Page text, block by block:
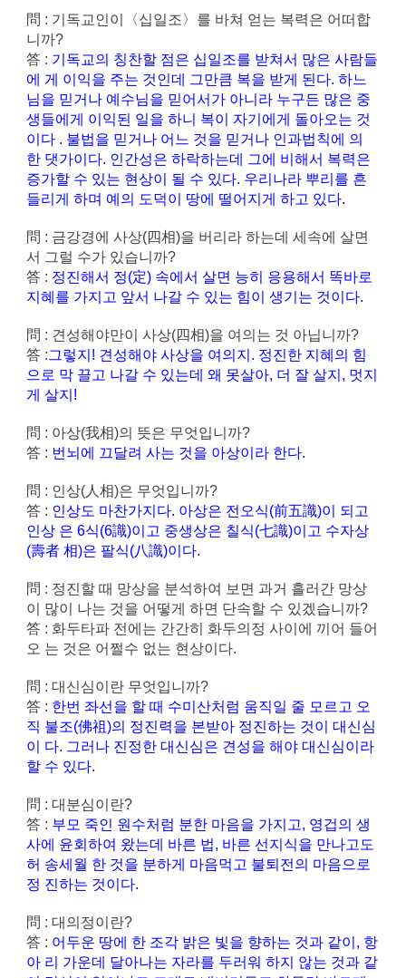
問 : 기독교인이〈십일조〉를 바쳐 얻는 복력은 어떠합
니까?
答 : 기독교의 칭찬할 점은 십일조를 받쳐서 많은 사람들
에 게 이익을 주는 것인데 그만큼 복을 받게 된다. 하느
님을 믿거나 예수님을 믿어서가 아니라 누구든 많은 중
생들에게 이익된 일을 하니 복이 자기에게 돌아오는 것
이다 . 불법을 믿거나 어느 것을 믿거나 인과법칙에 의
한 댓가이다. 인간성은 하락하는데 그에 비해서 복력은
증가할 수 있는 현상이 될 수 있다. 우리나라 뿌리를 흔
들리게 하며 예의 도덕이 땅에 떨어지게 하고 있다.
問 : 금강경에 사상(四相)을 버리라 하는데 세속에 살면
서 그럴 수가 있습니까?
答 : 정진해서 정(定) 속에서 살면 능히 응용해서 똑바로
지혜를 가지고 앞서 나갈 수 있는 힘이 생기는 것이다.
問 : 견성해야만이 사상(四相)을 여의는 것 아닙니까?
答 :그렇지! 견성해야 사상을 여의지. 정진한 지혜의 힘
으로 막 끌고 나갈 수 있는데 왜 못살아, 더 잘 살지, 멋지
게 살지!
問 : 아상(我相)의 뜻은 무엇입니까?
答 : 번뇌에 끄달려 사는 것을 아상이라 한다.
問 : 인상(人相)은 무엇입니까?
答 : 인상도 마찬가지다. 아상은 전오식(前五識)이 되고
인상 은 6식(6識)이고 중생상은 칠식(七識)이고 수자상
(壽者 相)은 팔식(八識)이다.
問 : 정진할 때 망상을 분석하여 보면 과거 흘러간 망상
이 많이 나는 것을 어떻게 하면 단속할 수 있겠습니까?
答 : 화두타파 전에는 간간히 화두의정 사이에 끼어 들어
오 는 것은 어쩔수 없는 현상이다.
問 : 대신심이란 무엇입니까?
答 : 한번 좌선을 할 때 수미산처럼 움직일 줄 모르고 오
직 불조(佛祖)의 정진력을 본받아 정진하는 것이 대신심
이 다. 그러나 진정한 대신심은 견성을 해야 대신심이라
할 수 있다.
問 : 대분심이란?
答 : 부모 죽인 원수처럼 분한 마음을 가지고, 영겁의 생
사에 윤회하여 왔는데 바른 법, 바른 선지식을 만나고도
허 송세월 한 것을 분하게 마음먹고 불퇴전의 마음으로
정 진하는 것이다.
問 : 대의정이란?
答 : 어두운 땅에 한 조각 밝은 빛을 향하는 것과 같이, 항
아 리 가운데 달아나는 자라를 두러워 하지 않는 것과 같